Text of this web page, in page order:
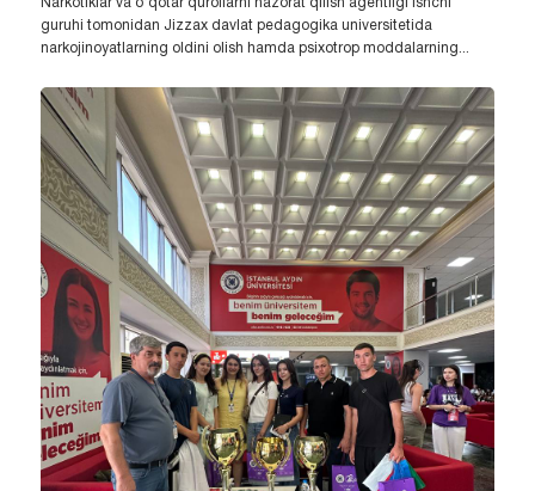
Narkotiklar va o‘qotar qurollarni nazorat qilish agentligi ishchi
guruhi tomonidan Jizzax davlat pedagogika universitetida
narkojinoyatlarning oldini olish hamda psixotrop moddalarning...